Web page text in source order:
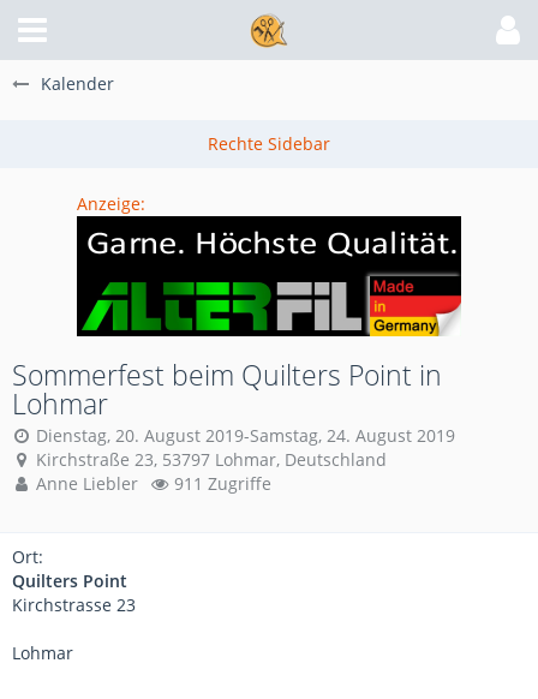
Kalender
Anzeige:
Sommerfest beim Quilters Point in
Lohmar
Dienstag, 20. August 2019-Samstag, 24. August 2019
Kirchstraße 23, 53797 Lohmar, Deutschland
Anne Liebler
911 Zugriffe
Ort:
Quilters Point
Kirchstrasse 23
Lohmar